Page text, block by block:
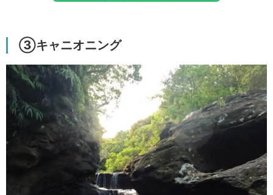
③キャニオニング